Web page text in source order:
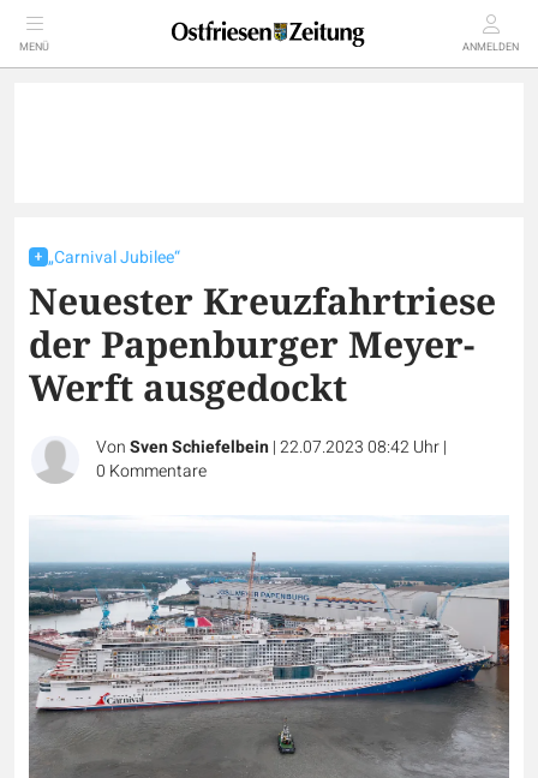
MENÜ ANMELDEN
„Carnival Jubilee“
Neuester Kreuzfahrtriese
der Papenburger Meyer-
Werft ausgedockt
VonSven Schiefelbein|22.07.2023 08:42 Uhr|
0 Kommentare